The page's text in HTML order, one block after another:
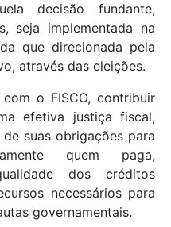
decisão fundante,
seja implementada na
que direcionada pela
através das eleições.
o FISCO, contribuir
efetiva justiça fiscal,
suas obrigações para
quem paga,
dos créditos
necessários para
governamentais.